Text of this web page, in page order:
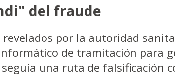
del fraude
revelados por la autoridad
de tramitación para
una ruta de falsificación